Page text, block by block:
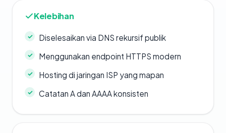
Kelebihan
Diselesaikan via DNS rekursif publik
Menggunakan endpoint HTTPS modern
Hosting di jaringan ISP yang mapan
Catatan A dan AAAA konsisten